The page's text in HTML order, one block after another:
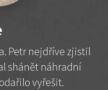
Petr nejdříve zjistil
shánět náhradní
vyřešit.